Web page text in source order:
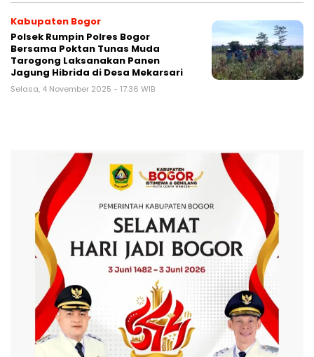
Kabupaten Bogor
Polsek Rumpin Polres Bogor
Bersama Poktan Tunas Muda
Tarogong Laksanakan Panen
Jagung Hibrida di Desa Mekarsari
Selasa, 4 November 2025 - 17:36 WIB